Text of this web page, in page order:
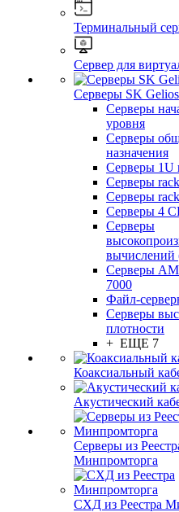
Терминальный
Сервер для
Серверы SK Gelios
Серверы
уровня
Серверы
назначения
Серверы 1U
Серверы
Серверы
Серверы 4
Серверы
вычислений
Серверы
7000
Файл-
Серверы
плотности
+ ЕЩЕ 7
Коаксиальный
Акустический
Серверы из
Минпромторга
СХД из Реестра